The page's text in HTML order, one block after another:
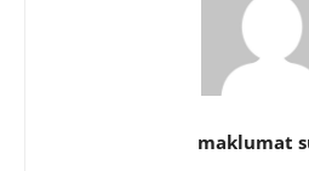
maklumat